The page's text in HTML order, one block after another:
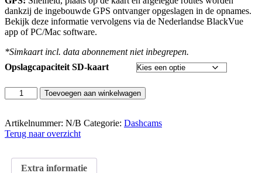
dankzij de ingebouwde GPS ontvanger opgeslagen in de opnames.
Bekijk deze informatie vervolgens via de Nederlandse BlackVue
app of PC/Mac software.
*Simkaart incl. data abonnement niet inbegrepen.
Opslagcapaciteit SD-kaart
BlackVue
DR970X-
Dashcam
aantal
Toevoegen aan winkelwagen
Artikelnummer: N/B Categorie: Dashcams
Terug naar overzicht
Extra informatie